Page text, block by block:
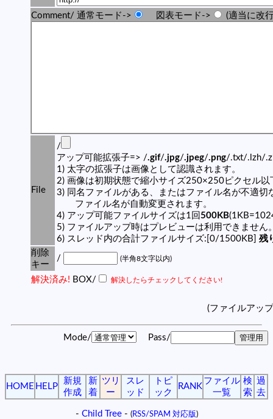
Comment/ 通常モード-> 図表モード-> (適当に改
File
/
アップ可能拡張子=> /.gif/.jpg/.jpeg/.png/.txt/.lzh/
1) 太字の拡張子は画像として認識されます。
2) 画像は初期状態で縮小サイズ250×250ピクセル以
3) 同名ファイルがある、またはファイル名が不適切
ファイル名が自動変更されます。
4) アップ可能ファイルサイズは1回 500KB
5) ファイルアップ時はプレビューは利用できません
6) スレッド内の合計ファイルサイズ:[0/1500KB] 残
削除
キー
/ (半角8文字以内)
解決済み! BOX/ 解決したらチェックしてください!
(ファイルアッ
Mode/ Pass/
HOME HELP
新規
作成
新
着
ツリ
ー
スレ
ッド
トピ
ック
RANK
ファイル
一覧
検
索
過
去
- Child Tree- (RSS/SPAM 対応版)